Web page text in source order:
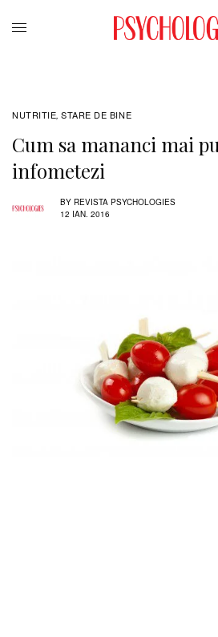
NUTRITIE, STARE DE BINE
Cum sa mananci mai
infometezi
BY REVISTA PSYCHOLOGIES
12 IAN. 2016